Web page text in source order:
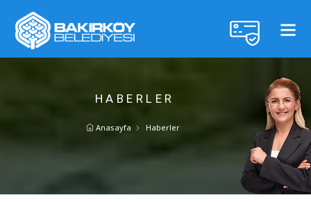
HABERLER
Anasayfa Haberler